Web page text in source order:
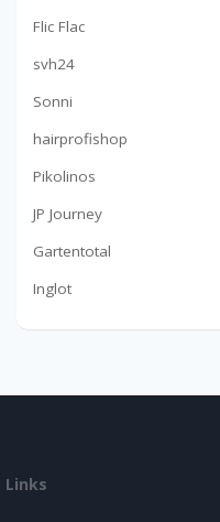
Flic Flac
svh24
Sonni
hairprofishop
Pikolinos
JP Journey
Gartentotal
Inglot
Links